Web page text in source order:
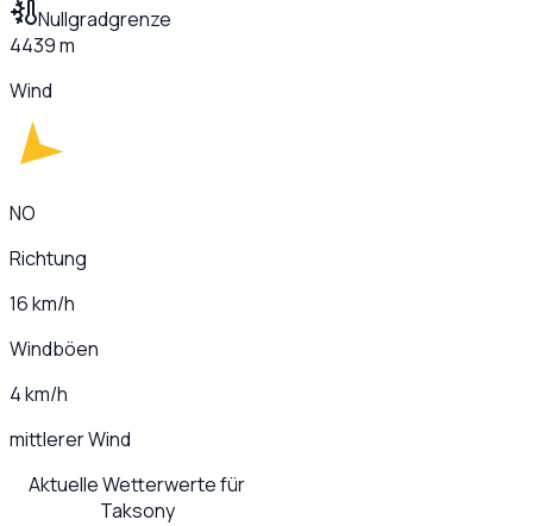
Nullgradgrenze
4439 m
Wind
NO
Richtung
16 km/h
Windböen
4 km/h
mittlerer Wind
Aktuelle Wetterwerte für
Taksony